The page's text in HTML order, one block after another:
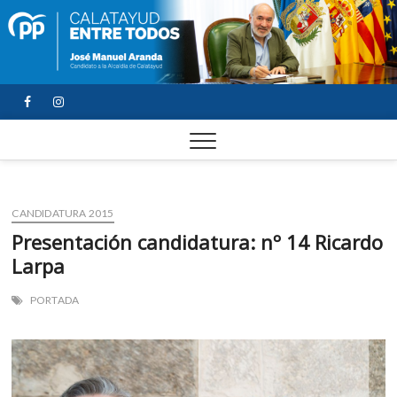
FACEBOOK
YOUTUBE
INSTAGRAM
CANDIDATURA 2015
Presentación candidatura: nº 14 Ricardo
Larpa
PORTADA